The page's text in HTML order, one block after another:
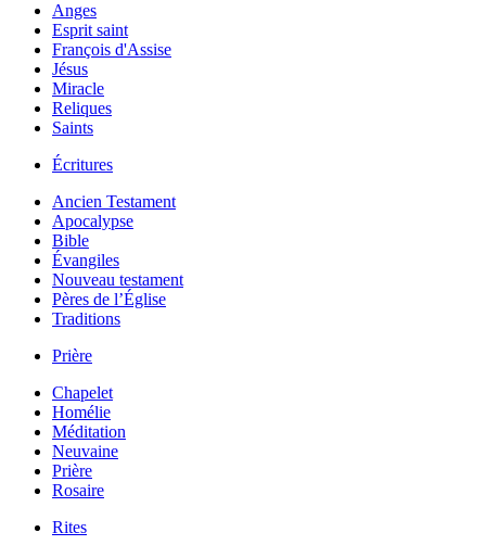
Anges
Esprit saint
François d'Assise
Jésus
Miracle
Reliques
Saints
Écritures
Ancien Testament
Apocalypse
Bible
Évangiles
Nouveau testament
Pères de l’Église
Traditions
Prière
Chapelet
Homélie
Méditation
Neuvaine
Prière
Rosaire
Rites